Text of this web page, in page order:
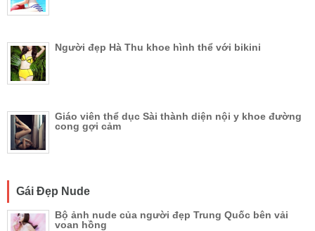
Người đẹp Hà Thu khoe hình thể với bikini
Giáo viên thể dục Sài thành diện nội y khoe đường
cong gợi cảm
Gái Đẹp Nude
Bộ ảnh nude của người đẹp Trung Quốc bên vải
voan hồng